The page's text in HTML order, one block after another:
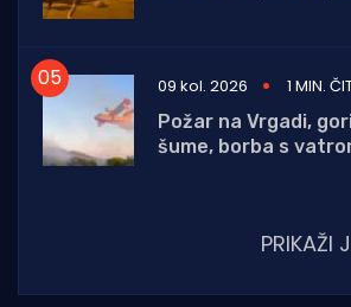
09 kol. 2026
1 MIN.
Požar na Vrgadi,
šume, borba s
PRIKAŽI